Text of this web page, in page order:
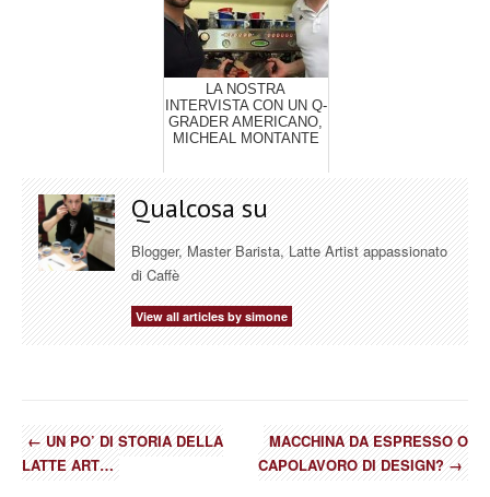
LA NOSTRA
INTERVISTA CON UN Q-
GRADER AMERICANO,
MICHEAL MONTANTE
Qualcosa su
Blogger, Master Barista, Latte Artist appassionato
di Caffè
View all articles by simone
←UN PO’ DI STORIA DELLA
LATTE ART…
MACCHINA DA ESPRESSO O
CAPOLAVORO DI DESIGN?→